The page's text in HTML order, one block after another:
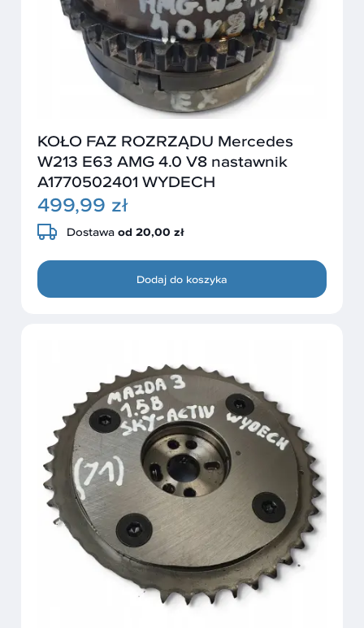
KOŁO FAZ ROZRZĄDU Mercedes
W213 E63 AMG 4.0 V8 nastawnik
A1770502401 WYDECH
499,99 zł
Dostawa od 20,00 zł
Dodaj do koszyka